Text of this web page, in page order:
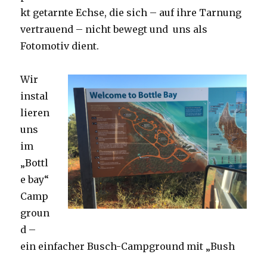
kt getarnte Echse, die sich – auf ihre Tarnung
vertrauend – nicht bewegt und uns als
Fotomotiv dient.
Wir
instal
lieren
uns
im
„Bottl
e bay“
Camp
groun
d –
ein einfacher Busch-Campground mit „Bush